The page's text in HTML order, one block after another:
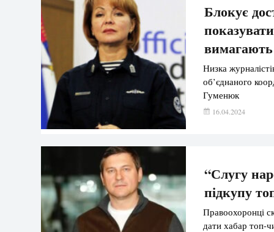
Блокує
Низка
об’єднаного
Гуменюк
16.04.2024
“Слугу
підкупу
Правоохоронці
дати хабар топ-